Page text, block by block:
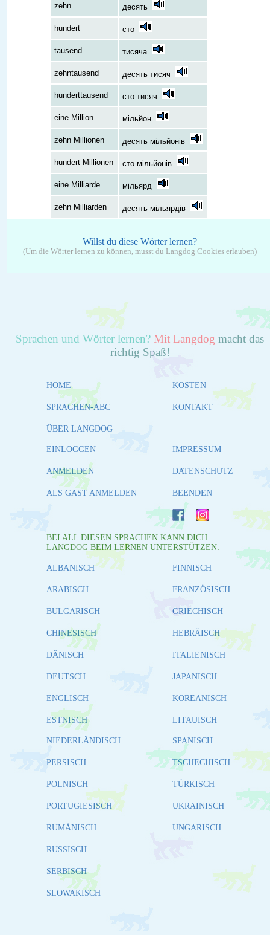
zehn десять
hundert сто
tausend тисяча
zehntausend десять тисяч
hunderttausend сто тисяч
eine Million мільйон
zehn Millionen десять мільйонів
hundert Millionen сто мільйонів
eine Milliarde мільярд
zehn Milliarden десять мільярдів
Willst du diese Wörter lernen?
(Um die Wörter lernen zu können, musst du Langdog Cookies erlauben)
Sprachen und Wörter lernen? Mit Langdog macht das
richtig Spaß!
HOME
SPRACHEN-ABC
ÜBER LANGDOG
KOSTEN
KONTAKT
EINLOGGEN
ANMELDEN
ALS GAST ANMELDEN
IMPRESSUM
DATENSCHUTZ
BEENDEN
BEI ALL DIESEN SPRACHEN KANN DICH
LANGDOG BEIM LERNEN UNTERSTÜTZEN:
ALBANISCH
ARABISCH
BULGARISCH
CHINESISCH
DÄNISCH
DEUTSCH
ENGLISCH
ESTNISCH
FINNISCH
FRANZÖSISCH
GRIECHISCH
HEBRÄISCH
ITALIENISCH
JAPANISCH
KOREANISCH
LITAUISCH
NIEDERLÄNDISCH
PERSISCH
POLNISCH
PORTUGIESISCH
RUMÄNISCH
RUSSISCH
SERBISCH
SLOWAKISCH
SPANISCH
TSCHECHISCH
TÜRKISCH
UKRAINISCH
UNGARISCH